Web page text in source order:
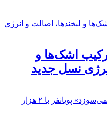
اشک‌ها و
نسل جدید